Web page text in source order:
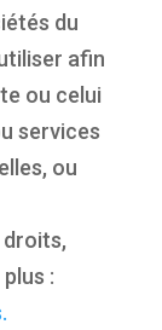
du
afin
ou celui
services
ou
: